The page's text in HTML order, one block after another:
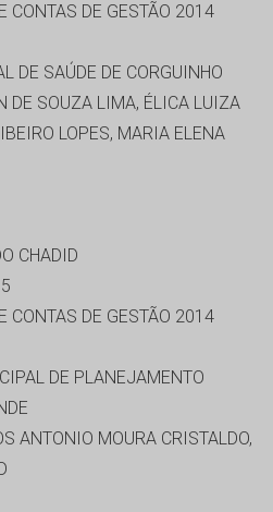
CONTAS DE GESTÃO 2014
DE SAÚDE DE CORGUINHO
DE SOUZA LIMA, ÉLICA LUIZA
LOPES, MARIA ELENA
CHADID
CONTAS DE GESTÃO 2014
DE PLANEJAMENTO
ANTONIO MOURA CRISTALDO,